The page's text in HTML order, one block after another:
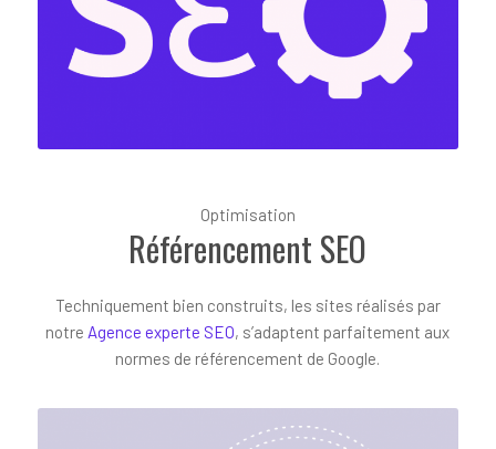
Optimisation
Référencement SEO
Techniquement bien construits, les sites réalisés par
notre Agence experte SEO, s’adaptent parfaitement aux
normes de référencement de Google.